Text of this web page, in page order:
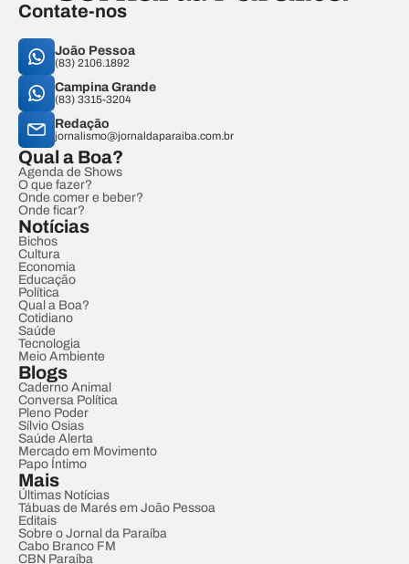
Contate-nos
João Pessoa
(83) 2106.1892
Campina Grande
(83) 3315-3204
Redação
jornalismo@jornaldaparaiba.com.br
Qual a Boa?
Agenda de Shows
O que fazer?
Onde comer e beber?
Onde ficar?
Notícias
Bichos
Cultura
Economia
Educação
Política
Qual a Boa?
Cotidiano
Saúde
Tecnologia
Meio Ambiente
Blogs
Caderno Animal
Conversa Política
Pleno Poder
Sílvio Osias
Saúde Alerta
Mercado em Movimento
Papo Íntimo
Mais
Últimas Notícias
Tábuas de Marés em João Pessoa
Editais
Sobre o Jornal da Paraíba
Cabo Branco FM
CBN Paraíba